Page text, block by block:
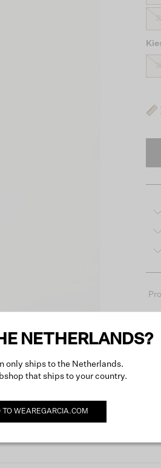
33
30
NETHERLANDS?
only ships to the Netherlands.
that ships to your country.
TO WEAREGARCIA.COM